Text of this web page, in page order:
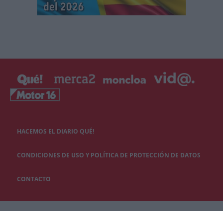
HACEMOS EL DIARIO QUÉ!
CONDICIONES DE USO Y POLÍTICA DE PROTECCIÓN DE DATOS
CONTACTO